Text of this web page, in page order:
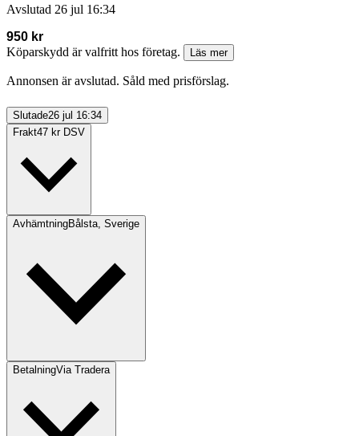
Avslutad 26 jul 16:34
950 kr
Köparskydd är valfritt hos företag.
Läs mer
Annonsen är avslutad. Såld med prisförslag.
Slutade26 jul 16:34
Frakt47 kr DSV
AvhämtningBålsta, Sverige
BetalningVia Tradera